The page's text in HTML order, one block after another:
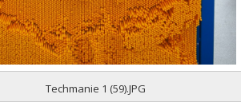
Techmanie 1 (59).JPG